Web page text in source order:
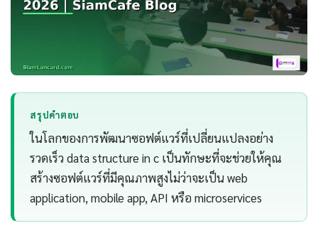
สรุปคำตอบ
ในโลกของการพัฒนาซอฟต์แวร์ที่เปลี่ยนแปลงอย่าง
รวดเร็ว data structure in c เป็นทักษะที่จะช่วยให้คุณ
สร้างซอฟต์แวร์ที่มีคุณภาพสูงไม่ว่าจะเป็น web
application, mobile app, API หรือ microservices